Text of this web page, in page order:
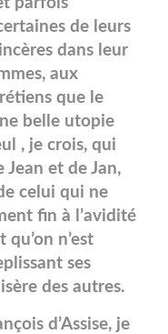
de leurs
dans leur
aux
que le
belle utopie
, je crois, qui
et de Jan,
celui qui ne
fin à l’avidité
n’est
ses
des autres.
d’Assise, je